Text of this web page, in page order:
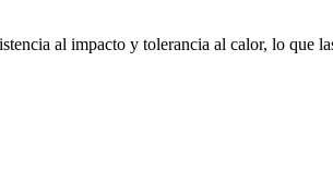
al impacto y tolerancia al calor, lo que